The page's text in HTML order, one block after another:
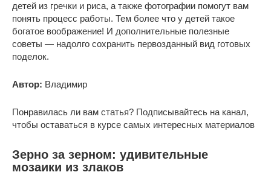
детей из гречки и риса, а также фотографии помогут вам
понять процесс работы. Тем более что у детей такое
богатое воображение! И дополнительные полезные
советы — надолго сохранить первозданный вид готовых
поделок.
Автор: Владимир
Понравилась ли вам статья? Подписывайтесь на канал,
чтобы оставаться в курсе самых интересных материалов
Зерно за зерном: удивительные
мозаики из злаков